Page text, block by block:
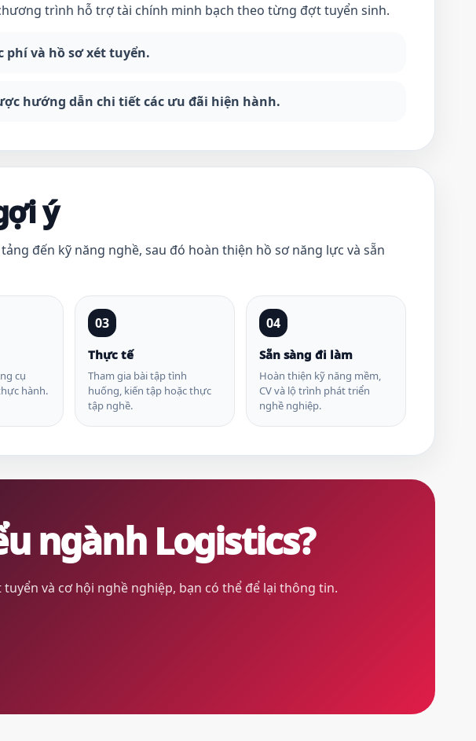
trình hỗ trợ tài chính minh bạch theo từng đợt tuyển sinh.
phí và hồ sơ xét tuyển.
hướng dẫn chi tiết các ưu đãi hiện hành.
ý
đến kỹ năng nghề, sau đó hoàn thiện hồ sơ năng lực và sẵn
cụ
hành.
03
Thực tế
Tham gia bài tập tình
huống, kiến tập hoặc thực
tập nghề.
04
Sẵn sàng đi làm
Hoàn thiện kỹ năng mềm,
CV và lộ trình phát triển
nghề nghiệp.
ngành Logistics?
và cơ hội nghề nghiệp, bạn có thể để lại thông tin.